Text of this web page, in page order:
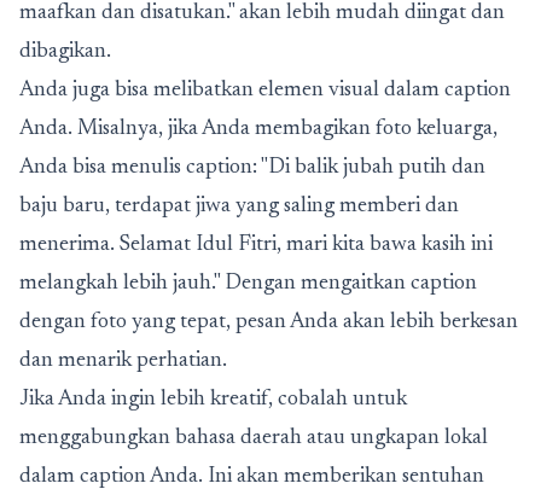
maafkan dan disatukan." akan lebih mudah diingat dan
dibagikan.
Anda juga bisa melibatkan elemen visual dalam caption
Anda. Misalnya, jika Anda membagikan foto keluarga,
Anda bisa menulis caption: "Di balik jubah putih dan
baju baru, terdapat jiwa yang saling memberi dan
menerima. Selamat Idul Fitri, mari kita bawa kasih ini
melangkah lebih jauh." Dengan mengaitkan caption
dengan foto yang tepat, pesan Anda akan lebih berkesan
dan menarik perhatian.
Jika Anda ingin lebih kreatif, cobalah untuk
menggabungkan bahasa daerah atau ungkapan lokal
dalam caption Anda. Ini akan memberikan sentuhan